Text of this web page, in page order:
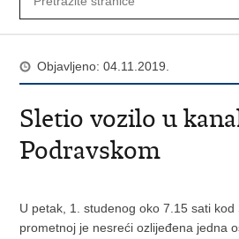
Objavljeno: 04.11.2019.
Sletio vozilo u
Podravskom
U petak, 1. studenog oko 7.15 sati
prometnoj je nesreći ozlijeđena jedna